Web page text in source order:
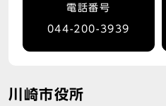
電話番号
044-200-3939
川崎市役所